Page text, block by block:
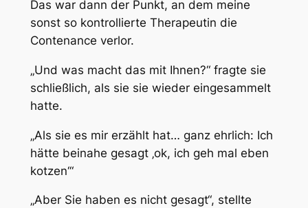
Das war dann der Punkt, an dem meine
sonst so kontrollierte Therapeutin die
Contenance verlor.
„Und was macht das mit Ihnen?“ fragte sie
schließlich, als sie sie wieder eingesammelt
hatte.
„Als sie es mir erzählt hat… ganz ehrlich: Ich
hätte beinahe gesagt ‚ok, ich geh mal eben
kotzen‘“
„Aber Sie haben es nicht gesagt“, stellte